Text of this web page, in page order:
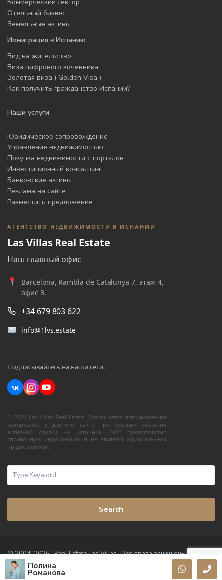
Коммерческий сектор
Отельный бизнес
Земельные активы
Иммиграция в Испанию
Вид на жительство
Виза цифрового кочевника
Золотая виза ( Golden Visa )
Как получить гражданство Испании?
Наши услуги
Юридическое сопровождение
Управление недвижимостью
Покупка недвижимости с порталов
Инвестиционный консалтинг
Банковские активы
Реклама на сайте
Разместить предложение
АГЕНТСТВО НЕДВИЖИМОСТИ В ИСПАНИИ
Las Villas Real Estate
Наш главный офис
Barcelona, Rambla de Catalunya 7, этаж 4,
офис 3.
+34 679 803 622
info@1lvs.estate
Подписывайтесь на наши сети:
© 2026 Las Villas Real Estate. Разрешается использование
материалов с данного сайта при условии указания
активной ссылки на источник. Сайт предоставляет
справочную информацию и не является официальным
предложением.
Search
© 2004-2026 · Real Estate Las Villas · Все права защищены
Условия использования
Политика конфиденциальности
Полина
Романова